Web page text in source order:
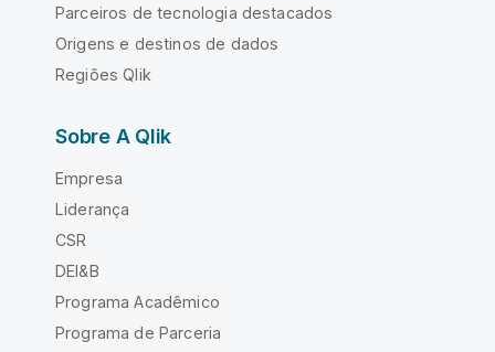
Parceiros de tecnologia destacados
Origens e destinos de dados
Regiões Qlik
Sobre A Qlik
Empresa
Liderança
CSR
DEI&B
Programa Acadêmico
Programa de Parceria